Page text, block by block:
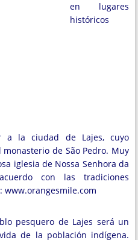
en lugares
históricos
a la ciudad de Lajes, cuyo
de São Pedro. Muy
iglesia de Nossa Senhora da
con las tradiciones
www.orangesmile.com
pesquero de Lajes será un
de la población indígena.